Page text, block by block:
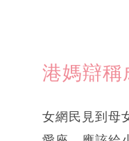
港媽辯稱
女網民見到母